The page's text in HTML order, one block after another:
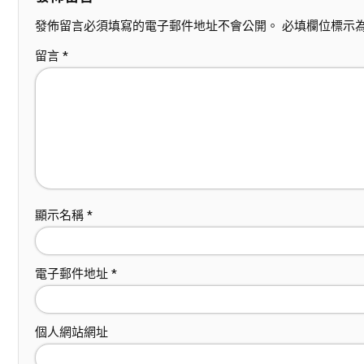
發佈留言必須填寫的電子郵件地址不會公開。 必填欄位標示
留言 *
顯示名稱 *
電子郵件地址 *
個人網站網址